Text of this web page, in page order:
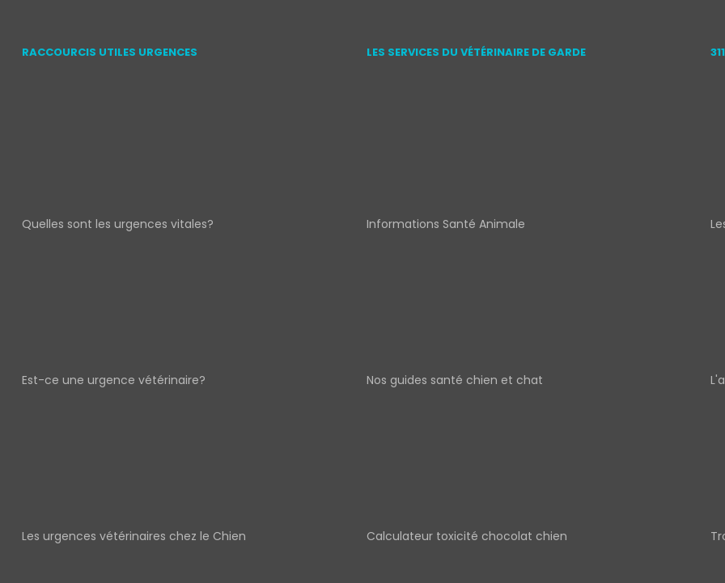
RACCOURCIS UTILES URGENCES
Quelles sont les urgences vitales?
Est-ce une urgence vétérinaire?
Les urgences vétérinaires chez le Chien
LES SERVICES DU VÉTÉRINAIRE DE GARDE
Informations Santé Animale
Nos guides santé chien et chat
Calculateur toxicité chocolat chien